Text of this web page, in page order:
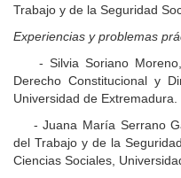
Trabajo y de la Seguridad
Experiencias y problemas
- Silvia Soriano Moreno,
Derecho Constitucional y
Universidad de Extremadura.
- Juana María Serrano
del Trabajo y de la
Ciencias Sociales,